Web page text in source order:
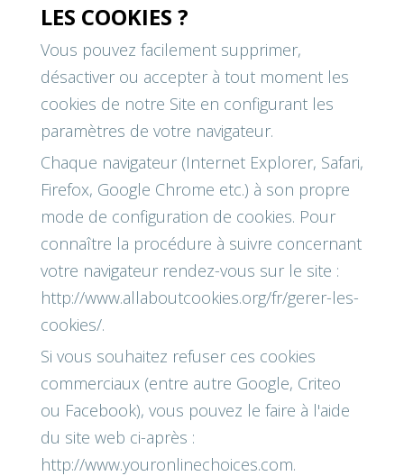
LES COOKIES ?
Vous pouvez facilement supprimer,
désactiver ou accepter à tout moment les
cookies de notre Site en configurant les
paramètres de votre navigateur.
Chaque navigateur (Internet Explorer, Safari,
Firefox, Google Chrome etc.) à son propre
mode de configuration de cookies. Pour
connaître la procédure à suivre concernant
votre navigateur rendez-vous sur le site :
http://www.allaboutcookies.org/fr/gerer-les-
cookies/.
Si vous souhaitez refuser ces cookies
commerciaux (entre autre Google, Criteo
ou Facebook), vous pouvez le faire à l'aide
du site web ci-après :
http://www.youronlinechoices.com.